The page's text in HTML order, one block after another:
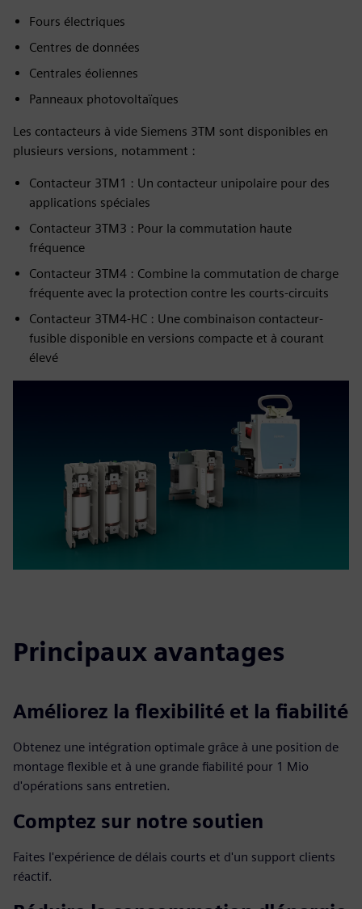
Fours électriques
Centres de données
Centrales éoliennes
Panneaux photovoltaïques
Les contacteurs à vide Siemens 3TM sont disponibles en
plusieurs versions, notamment :
Contacteur 3TM1 : Un contacteur unipolaire pour des
applications spéciales
Contacteur 3TM3 : Pour la commutation haute
fréquence
Contacteur 3TM4 : Combine la commutation de charge
fréquente avec la protection contre les courts-circuits
Contacteur 3TM4-HC : Une combinaison contacteur-
fusible disponible en versions compacte et à courant
élevé
Principaux avantages
Améliorez la flexibilité et la fiabilité
Obtenez une intégration optimale grâce à une position de
montage flexible et à une grande fiabilité pour 1 Mio
d'opérations sans entretien.
Comptez sur notre soutien
Faites l'expérience de délais courts et d'un support clients
réactif.